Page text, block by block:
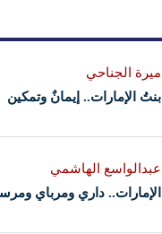
ميرة الجناحي
بنتُ الإمارات.. إيمانٌ وتمكين
عبدالواسع الهاشمي
الإمارات.. داري ومرباي